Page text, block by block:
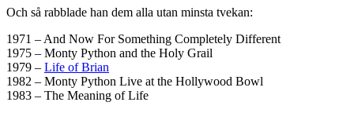
Och så rabblade han dem alla utan minsta tvekan:
1971 – And Now For Something Completely Different
1975 – Monty Python and the Holy Grail
1979 – Life of Brian
1982 – Monty Python Live at the Hollywood Bowl
1983 – The Meaning of Life